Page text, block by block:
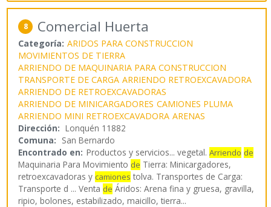
8 Comercial Huerta
Categoría: ARIDOS PARA CONSTRUCCION
MOVIMIENTOS DE TIERRA
ARRIENDO DE MAQUINARIA PARA CONSTRUCCION
TRANSPORTE DE CARGA ARRIENDO RETROEXCAVADORA
ARRIENDO DE RETROEXCAVADORAS
ARRIENDO DE MINICARGADORES CAMIONES PLUMA
ARRIENDO MINI RETROEXCAVADORA ARENAS
Dirección: Lonquén 11882
Comuna: San Bernardo
Encontrado en: Productos y servicios...vegetal.Arriendo de
Maquinaria Para Movimiento de Tierra: Minicargadores,
retroexcavadoras y camiones tolva. Transportes de Carga:
Transporte d ... Venta de Áridos: Arena fina y gruesa, gravilla,
ripio, bolones, estabilizado, maicillo, tierra...